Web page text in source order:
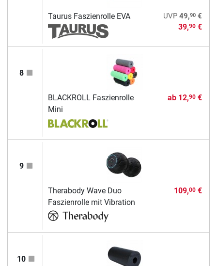
Taurus Faszienrolle EVA UVP 49,90€
39,90€
8
BLACKROLL Faszienrolle
Mini
ab 12,90€
9
Therabody Wave Duo
Faszienrolle mit Vibration
109,00€
10